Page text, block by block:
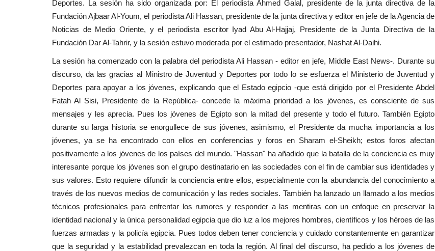
Deportes. La sesión ha sido organizada por: El periodista Ahmed Galal, presidente de la junta directiva de la
Fundación Ajbaar Al-Youm, el periodista Ali Hassan, presidente de la junta directiva y editor en jefe de la Agencia de
Noticias de Medio Oriente, y el periodista escritor Iyad Abu Al-Hajjaj, Presidente de la Junta Directiva de la
Fundación Dar Al-Tahrir, y la sesión estuvo moderada por el estimado presentador, Nashat Al-Daihi.
La sesión ha comenzado con la palabra del periodista Ali Hassan - editor en jefe, Middle East News-. Durante su
discurso, da las gracias al Ministro de Juventud y Deportes por todo lo se esfuerza el Ministerio de Juventud y
Deportes para apoyar a los jóvenes, explicando que el Estado egipcio -que está dirigido por el Presidente Abdel
Fatah Al Sisi, Presidente de la República- concede la máxima prioridad a los jóvenes, es consciente de sus
mensajes y les aprecia. Pues los jóvenes de Egipto son la mitad del presente y todo el futuro. También Egipto
durante su larga historia se enorgullece de sus jóvenes, asimismo, el Presidente da mucha importancia a los
jóvenes, ya se ha encontrado con ellos en conferencias y foros en Sharam el-Sheikh; estos foros afectan
positivamente a los jóvenes de los países del mundo. "Hassan" ha añadido que la batalla de la conciencia es muy
interesante porque los jóvenes son el grupo destinatario en las sociedades con el fin de cambiar sus identidades y
sus valores. Esto requiere difundir la conciencia entre ellos, especialmente con la abundancia del conocimiento a
través de los nuevos medios de comunicación y las redes sociales. También ha lanzado un llamado a los medios
técnicos profesionales para enfrentar los rumores y responder a las mentiras con un enfoque en preservar la
identidad nacional y la única personalidad egipcia que dio luz a los mejores hombres, científicos y los héroes de las
fuerzas armadas y la policía egipcia. Pues todos deben tener conciencia y cuidado constantemente en garantizar
que la seguridad y la estabilidad prevalezcan en toda la región. Al final del discurso, ha pedido a los jóvenes de